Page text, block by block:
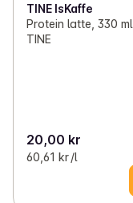
TINE IsKaffe
Protein latte, 330 ml,
TINE
20,00 kr
60,61 kr /l